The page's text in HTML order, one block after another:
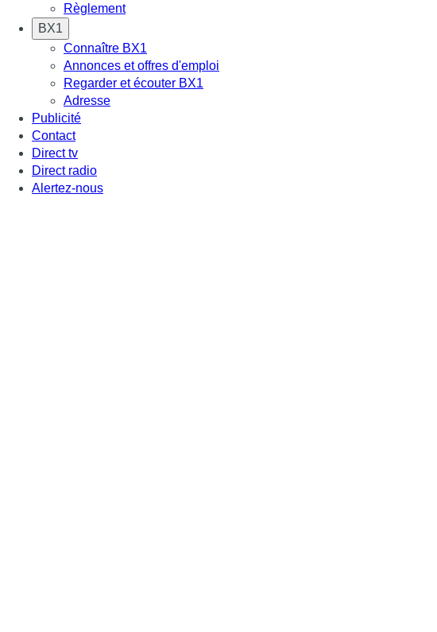
Règlement
BX1
Connaître BX1
Annonces et offres d'emploi
Regarder et écouter BX1
Adresse
Publicité
Contact
Direct tv
Direct radio
Alertez-nous